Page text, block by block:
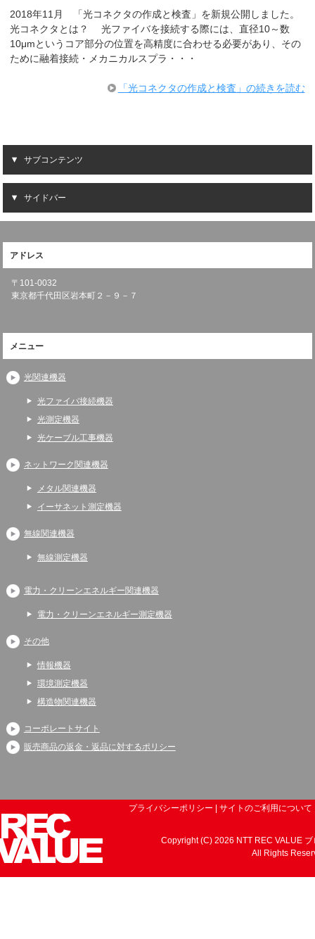
2018年11月 「光コネクタの作成と検査」を新規公開しました。
光コネクタとは？ 光ファイバを接続する際には、直径10～数
10μmというコア部分の位置を高精度に合わせる必要があり、その
ために融着接続・メカニカルスプラ・・・
「光コネクタの作成と検査」の続きを読む
サブコンテンツ
サイドバー
アドレス
〒101-0032
東京都千代田区岩本町２－９－７
メニュー
光関連機器
光ファイバ接続機器
光測定機器
光ケーブル工事機器
ネットワーク関連機器
メタル関連機器
イーサネット測定機器
無線関連機器
無線測定機器
電力・クリーンエネルギー関連機器
電力・クリーンエネルギー測定機器
その他
情報機器
環境測定機器
構造物関連機器
コーポレートサイト
販売商品の返金・返品に対するポリシー
プライバシーポリシー サイトのご利用について
Copyright (C) 2026 NTT REC VALUE ブ
All Rights